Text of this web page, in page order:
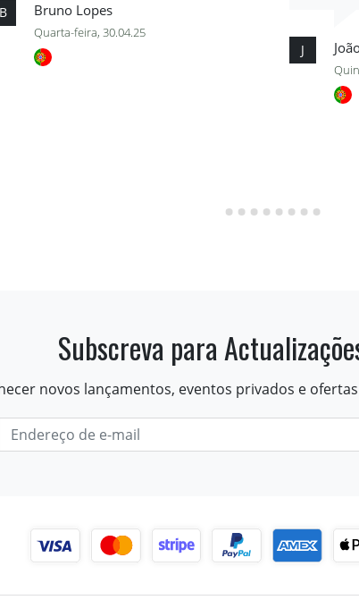
B Bruno Lopes
Quarta-feira, 30.04.25
J
Subscreva para
novos lançamentos, eventos privados e